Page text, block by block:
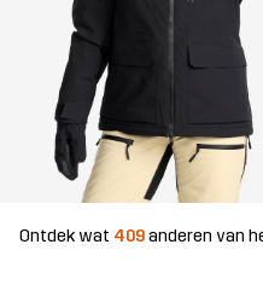
Ontdek wat 409anderen van